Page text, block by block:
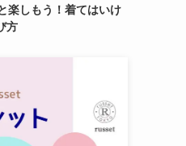
楽しもう！着てはいけ
方